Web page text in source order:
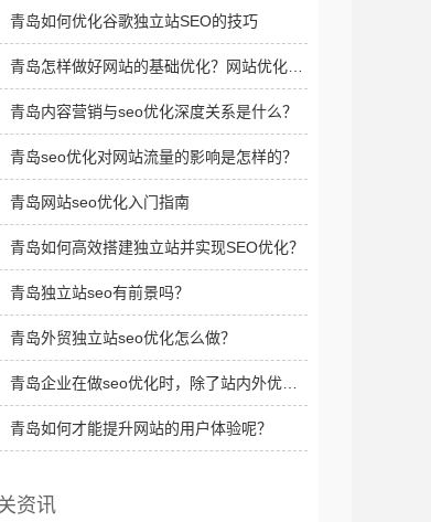
青岛如何优化谷歌独立站SEO的技巧‌
青岛怎样做好网站的基础优化？网站优化应
青岛内容营销与seo优化深度关系是什么？
青岛seo优化对网站流量的影响是怎样的？
青岛网站seo优化入门指南
青岛如何高效搭建独立站并实现SEO优化？
青岛独立站seo有前景吗？
青岛外贸独立站seo优化怎么做？
青岛企业在做seo优化时，除了站内外优化
青岛如何才能提升网站的用户体验呢？
资讯